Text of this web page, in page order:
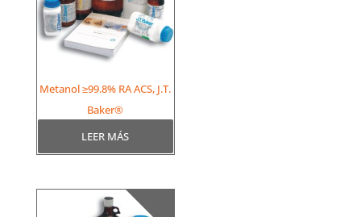
Metanol ≥99.8% RA ACS, J.T.
Baker®
LEER MÁS